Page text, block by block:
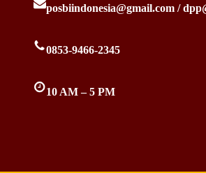
posbiindonesia@gmail.com /
0853-9466-2345
10 AM – 5 PM